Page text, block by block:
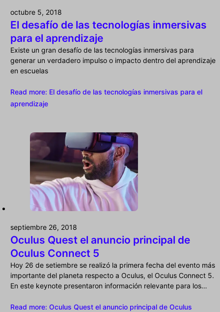
octubre 5, 2018
El desafío de las tecnologías inmersivas
para el aprendizaje
Existe un gran desafío de las tecnologías inmersivas para
generar un verdadero impulso o impacto dentro del aprendizaje
en escuelas
Read more: El desafío de las tecnologías inmersivas para el
aprendizaje
septiembre 26, 2018
Oculus Quest el anuncio principal de
Oculus Connect 5
Hoy 26 de setiembre se realizó la primera fecha del evento más
importante del planeta respecto a Oculus, el Oculus Connect 5.
En este keynote presentaron información relevante para los…
Read more: Oculus Quest el anuncio principal de Oculus